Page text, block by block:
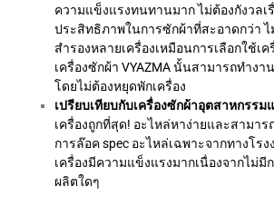
ความแข็งแรงทนทานมาก ไม่ต้องกังวลเ
ประสิทธิภาพในการซักผ้าที่สะอาดกว่า ไ
สำรองหลายเครื่องเหมือนการเลือกใช้เ
เครื่องซักผ้า VYAZMA นั้นสามารถทำง
โดยไม่ต้องหยุดพักเครื่อง
เปรียบเทียบกับเครื่องซักผ้าอุตสาหกรร
เครื่องถูกที่สุด! อะไหล่หาง่ายและสามา
การล๊อค spec อะไหล่เฉพาะจากทางโร
เครื่องมีความแข็งแรงมากเนื่องจากไม่
ผลิตใดๆ